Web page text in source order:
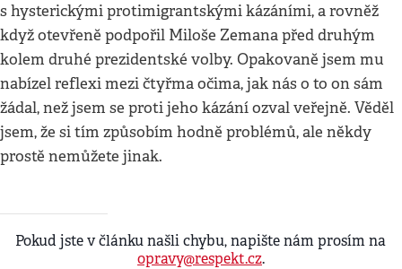
s hysterickými protimigrantskými kázáními, a rovněž
když otevřeně podpořil Miloše Zemana před druhým
kolem druhé prezidentské volby. Opakovaně jsem mu
nabízel reflexi mezi čtyřma očima, jak nás o to on sám
žádal, než jsem se proti jeho kázání ozval veřejně. Věděl
jsem, že si tím způsobím hodně problémů, ale někdy
prostě nemůžete jinak.
Pokud jste v článku našli chybu, napište nám prosím na
opravy@respekt.cz.